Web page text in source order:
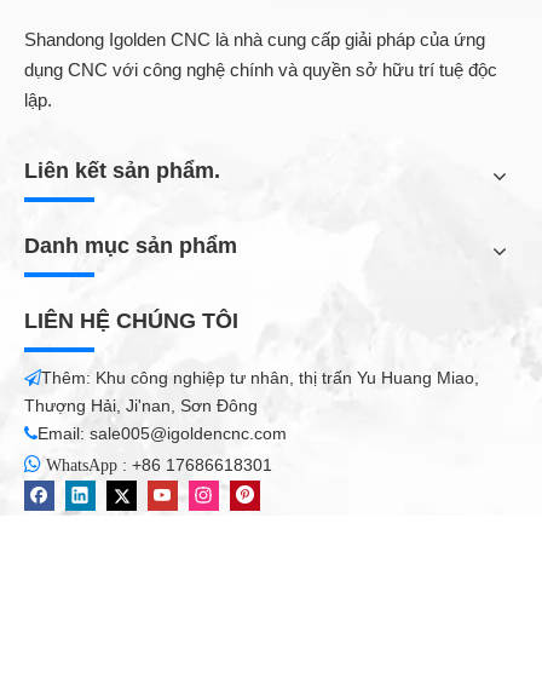
Shandong Igolden CNC là nhà cung cấp giải pháp của ứng
dụng CNC với công nghệ chính và quyền sở hữu trí tuệ độc
lập.
Liên kết sản phẩm.
Danh mục sản phẩm
LIÊN HỆ CHÚNG TÔI
Thêm: Khu công nghiệp tư nhân, thị trấn Yu Huang Miao,
Thượng Hải, Ji'nan, Sơn Đông
Email: sale005@igoldencnc.com
 WhatsApp : +86 17686618301